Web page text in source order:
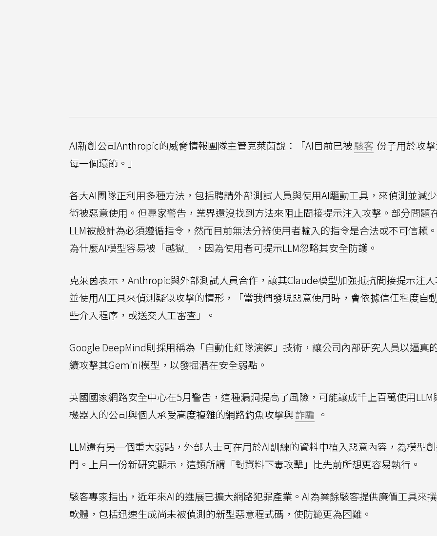
AI新創公司Anthropic的威脅情報團隊主管克萊茵說：「AI目前已被駭客 份子用於攻
每一個環節。」
各大AI團隊正利用多種方法，包括聘請外部測試人員與使用AI驅動工具，來偵測並減
術被惡意使用。但專家警告，業界還沒找到方法來阻止間接提示注入攻擊。部分問題
LLM被設計為必須遵循指令，然而目前無法分辨使用者輸入的指令是合法或不可信賴
為什麼AI模型容易被「越獄」，因為使用者可提示LLM忽略其安全防護。
克萊茵表示，Anthropic與外部測試人員合作，讓其Claude模型加強抵抗間接提示注
並使用AI工具來偵測疑似攻擊的情形，「當我們發現惡意使用時，會依據信任程度自
些介入程序，或送交人工審查」。
Google DeepMind則採用稱為「自動化紅隊演練」技術，讓公司內部研究人員以逼真
續攻擊其Gemini模型，以發掘潛在安全弱點。
英國國家網路安全中心在5月警告，這種漏洞提高了風險，可能讓成千上百萬使用LLM
機器人的公司與個人承受高度複雜的網路釣魚攻擊與詐騙 。
LLM還有另一個重大弱點，外部人士可在用於AI訓練的資料中植入惡意內容，為模型
門。上月一份新研究顯示，這類所謂「對資料下毒攻擊」比先前所想更容易執行。
駭客專家指出，近年來AI的進展已擴大網路犯罪產業。AI為業餘駭客提供廉價工具來
軟體，包括迅速生成尚未被偵測的新型惡意程式碼，使防範更為困難。